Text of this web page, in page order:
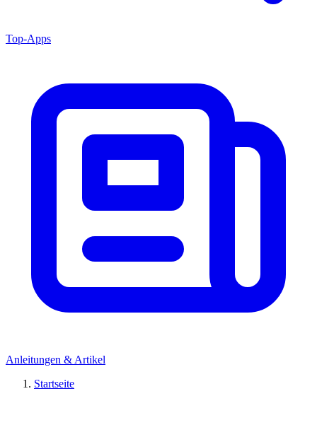
Top-Apps
Anleitungen & Artikel
Startseite